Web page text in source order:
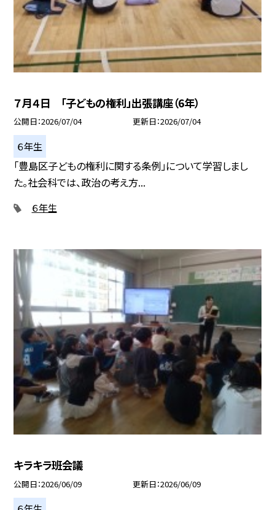
７月４日 「子どもの権利」出張講座（6年）
公開日 2026/07/04 更新日 2026/07/04
６年生
「豊島区子どもの権利に関する条例」について学習しまし
た。社会科では、政治の考え方...
６年生
キラキラ班会議
公開日 2026/06/09 更新日 2026/06/09